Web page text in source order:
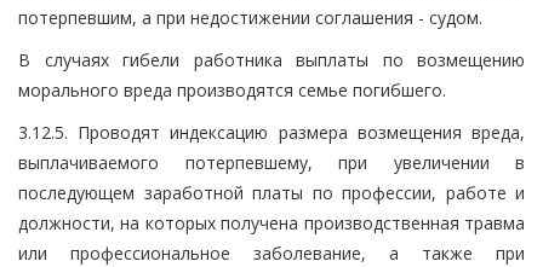
потерпевшим, а при недостижении соглашения - судом.
В случаях гибели работника выплаты по возмещению
морального вреда производятся семье погибшего.
3.12.5. Проводят индексацию размера возмещения вреда,
выплачиваемого потерпевшему, при увеличении в
последующем заработной платы по профессии, работе и
должности, на которых получена производственная травма
или профессиональное заболевание, а также при